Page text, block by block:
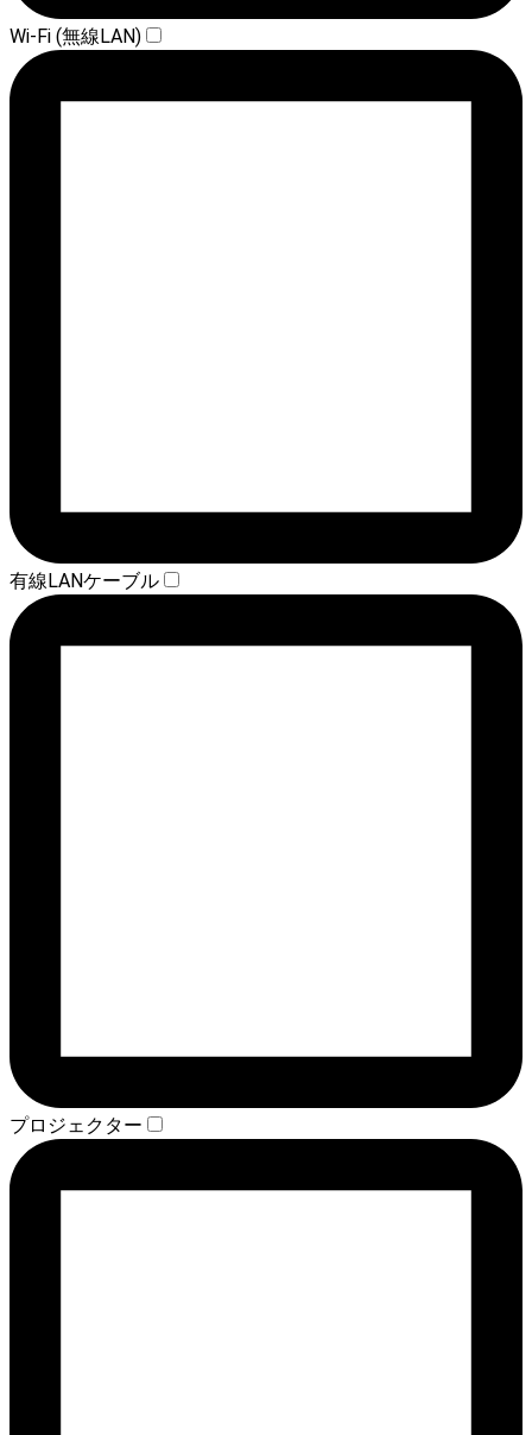
Wi-Fi (無線LAN)
有線LANケーブル
プロジェクター